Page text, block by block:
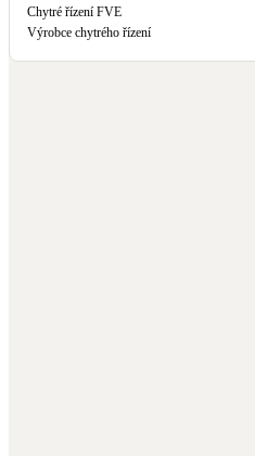
Chytré řízení FVE
Výrobce chytrého řízení